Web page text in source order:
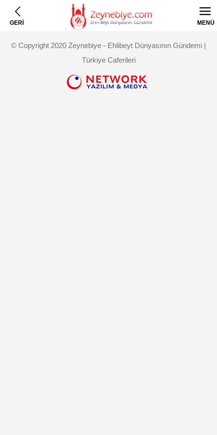
GERİ MENÜ
© Copyright 2020 Zeynebiye - Ehlibeyt Dünyasının Gündemi |
Türkiye Caferileri